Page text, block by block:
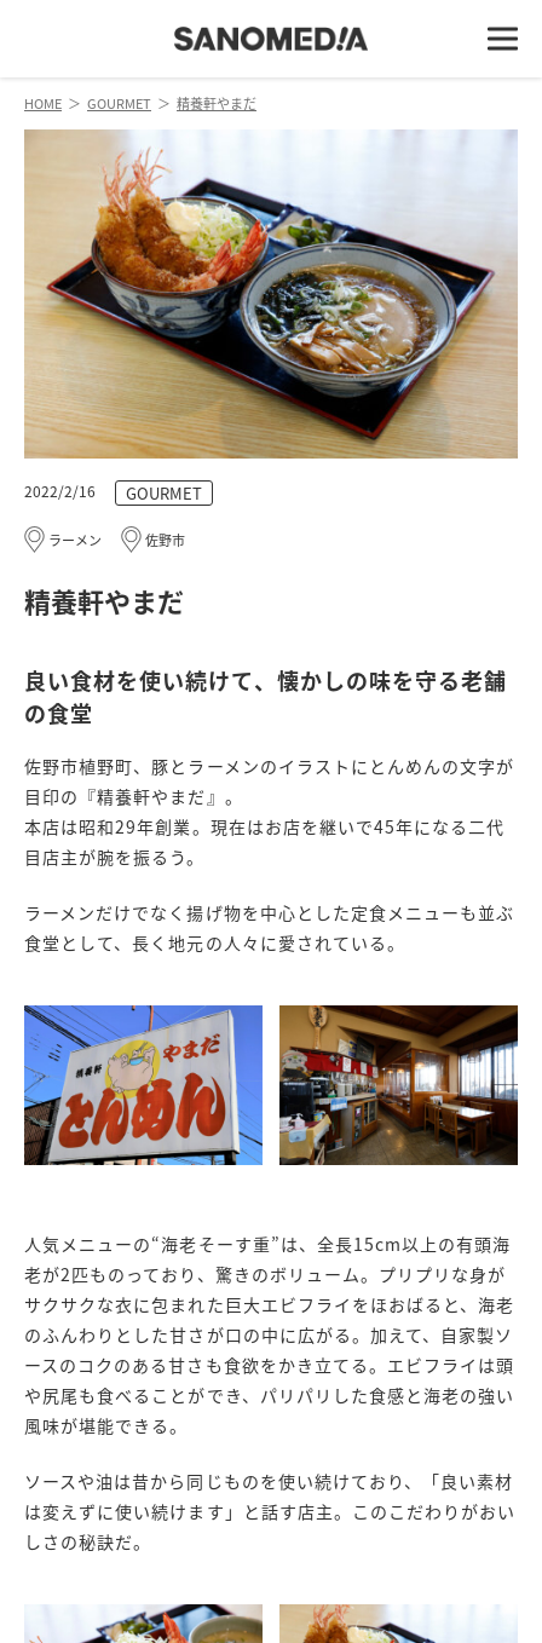
HOME ＞ GOURMET ＞ 精養軒やまだ
精養軒やまだ
2022/2/16 GOURMET
ラーメン 佐野市
良い食材を使い続けて、懐かしの味を守る老舗
の食堂
佐野市植野町、豚とラーメンのイラストにとんめんの文字が
目印の『精養軒やまだ』。
本店は昭和29年創業。現在はお店を継いで45年になる二代
目店主が腕を振るう。
ラーメンだけでなく揚げ物を中心とした定食メニューも並ぶ
食堂として、長く地元の人々に愛されている。
人気メニューの“海老そーす重”は、全長15cm以上の有頭海
老が2匹ものっており、驚きのボリューム。プリプリな身が
サクサクな衣に包まれた巨大エビフライをほおばると、海老
のふんわりとした甘さが口の中に広がる。加えて、自家製ソ
ースのコクのある甘さも食欲をかき立てる。エビフライは頭
や尻尾も食べることができ、パリパリした食感と海老の強い
風味が堪能できる。
ソースや油は昔から同じものを使い続けており、「良い素材
は変えずに使い続けます」と話す店主。このこだわりがおい
しさの秘訣だ。